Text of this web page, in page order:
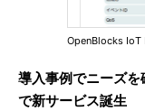
OpenBlocks IoT
導入事例でニーズ
で新サービス誕生